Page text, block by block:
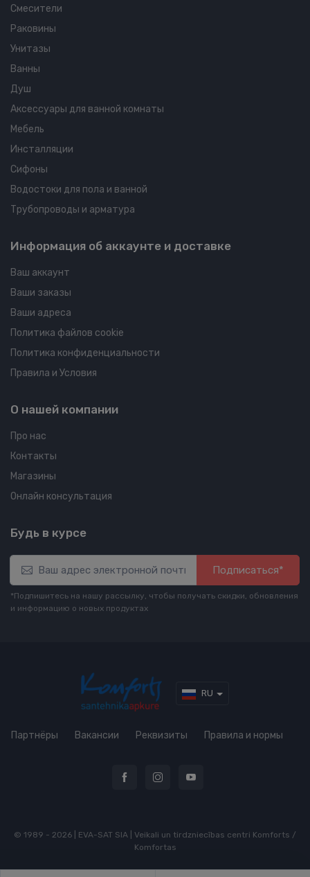
Смесители
Раковины
Унитазы
Ванны
Душ
Аксессуары для ванной комнаты
Мебель
Инсталляции
Сифоны
Водостоки для пола и ванной
Трубопроводы и арматура
Информация об аккаунте и доставке
Ваш аккаунт
Ваши заказы
Ваши адреса
Политика файлов cookie
Политика конфиденциальности
Правила и Условия
О нашей компании
Про нас
Контакты
Магазины
Онлайн консультация
Будь в курсе
Подписаться*
*Подпишитесь на нашу рассылку, чтобы получать скидки, обновления
и информацию о новых продуктах
RU
Партнёры Вакансии Реквизиты Правила и нормы
© 1989 - 2026 | EVA-SAT SIA | Veikali un tirdzniecības centri Komforts /
Komfortas